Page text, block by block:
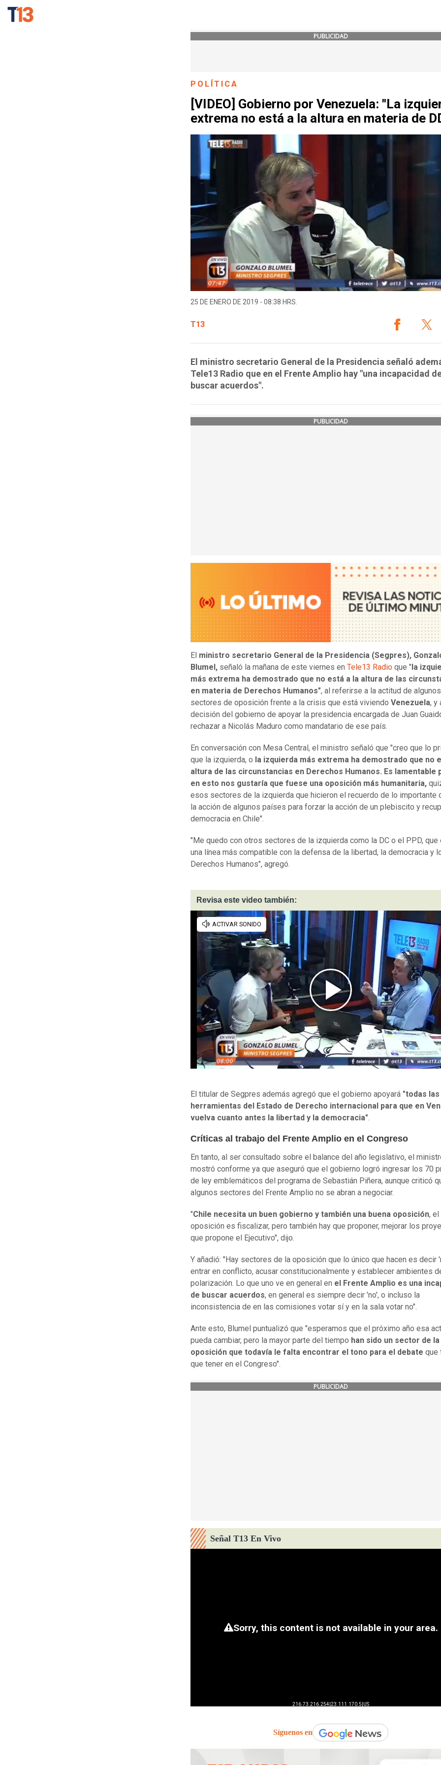
PUBLICIDAD
POLÍTICA
[VIDEO] Gobierno por Venezuela: "La
extrema no está a la altura en materia de
25 DE ENERO DE 2019 - 08:38 HRS.
T13
El ministro secretario General de la Presidencia señaló
Tele13 Radio que en el Frente Amplio hay "una incapacidad
buscar acuerdos".
PUBLICIDAD
El ministro secretario General de la Presidencia (Segpres),
Blumel, señaló la mañana de este viernes en Tele13 Radio que " la
más extrema ha demostrado que no está a la altura de las
en materia de Derechos Humanos", al referirse a la actitud de algunos
sectores de oposición frente a la crisis que está viviendo Venezuela, y
decisión del gobierno de apoyar la presidencia encargada de Juan
rechazar a Nicolás Maduro como mandatario de ese país.
En conversación con Mesa Central, el ministro señaló que "creo que lo
que la izquierda, o la izquierda más extrema ha demostrado que no
altura de las circunstancias en Derechos Humanos. Es lamentable
en esto nos gustaría que fuese una oposición más humanitaria,
esos sectores de la izquierda que hicieron el recuerdo de lo importante
la acción de algunos países para forzar la acción de un plebiscito y
democracia en Chile".
"Me quedo con otros sectores de la izquierda como la DC o el PPD, que
una línea más compatible con la defensa de la libertad, la democracia y
Derechos Humanos", agregó.
Revisa este video también:
El titular de Segpres además agregó que el gobierno apoyará "todas las
herramientas del Estado de Derecho internacional para que en
vuelva cuanto antes la libertad y la democracia"
Críticas al trabajo del Frente Amplio en el Congreso
En tanto, al ser consultado sobre el balance del año legislativo, el
mostró conforme ya que aseguró que el gobierno logró ingresar los 70
de ley emblemáticos del programa de Sebastián Piñera, aunque criticó
algunos sectores del Frente Amplio no se abran a negociar.
"Chile necesita un buen gobierno y también una buena oposición, el
oposición es fiscalizar, pero también hay que proponer, mejorar los
que propone el Ejecutivo", dijo.
Y añadió: "Hay sectores de la oposición que lo único que hacen es decir
entrar en conflicto, acusar constitucionalmente y establecer ambientes
polarización. Lo que uno ve en general en el Frente Amplio es una
de buscar acuerdos, en general es siempre decir 'no', o incluso la
inconsistencia de en las comisiones votar sí y en la sala votar no".
Ante esto, Blumel puntualizó que "esperamos que el próximo año esa
pueda cambiar, pero la mayor parte del tiempo han sido un sector de la
oposición que todavía le falta encontrar el tono para el debate que
que tener en el Congreso".
PUBLICIDAD
Señal T13 En Vivo
Síguenos en